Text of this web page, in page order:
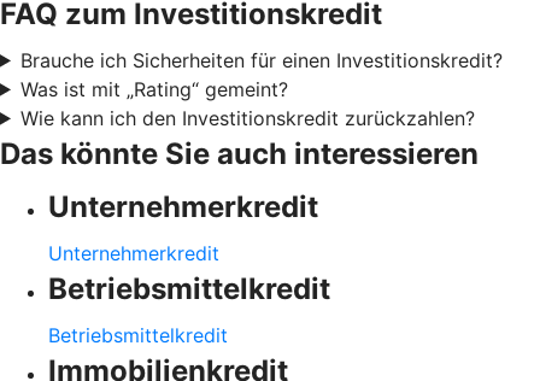
FAQ zum Investitionskredit
Brauche ich Sicherheiten für einen Investitionskredit?
Was ist mit „Rating“ gemeint?
Wie kann ich den Investitionskredit zurückzahlen?
Das könnte Sie auch interessieren
Unternehmerkredit
Unternehmerkredit
Betriebsmittelkredit
Betriebsmittelkredit
Immobilienkredit